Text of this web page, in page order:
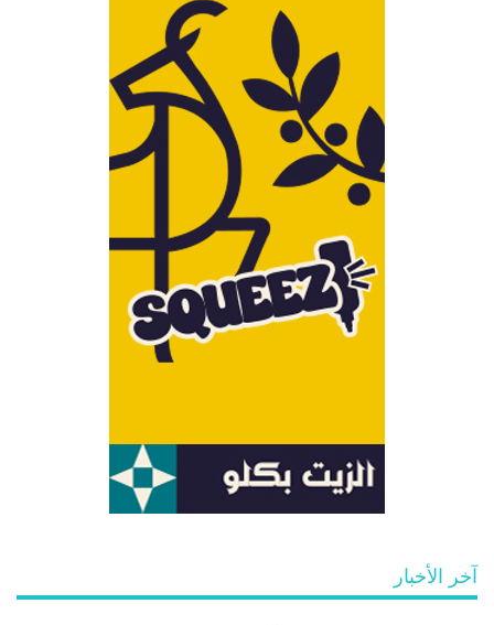
آخر الأخبار